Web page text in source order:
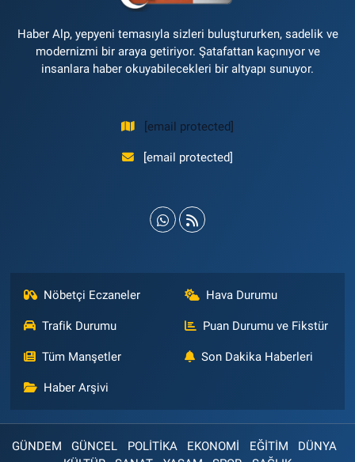
Haber Alp, yepyeni temasıyla sizleri buluştururken, sadelik ve
modernizmi bir araya getiriyor. Şatafattan kaçınıyor ve
insanlara haber okuyabilecekleri bir altyapı sunuyor.
[email protected]
[email protected]
Nöbetçi Eczaneler Hava Durumu
Trafik Durumu Puan Durumu ve Fikstür
Tüm Manşetler Son Dakika Haberleri
Haber Arşivi
GÜNDEM GÜNCEL POLİTİKA EKONOMİ EĞİTİM
DÜNYA